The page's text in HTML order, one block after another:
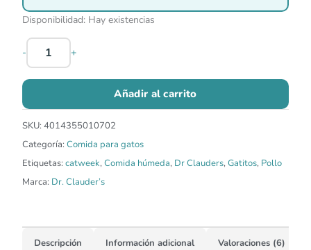
Disponibilidad: Hay existencias
- +
Añadir al carrito
SKU: 4014355010702
Categoría: Comida para gatos
Etiquetas: catweek,Comida húmeda, Dr Clauders,Gatitos, Pollo
Marca: Dr. Clauder’s
Descripción Información adicional Valoraciones (6)